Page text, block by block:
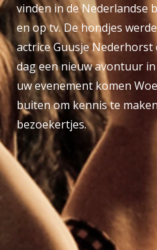
vinden in de Nederlandse
en op tv. De hondjes
actrice Guusje
dag een nieuw avontuur
uw evenement komen
buiten om kennis te
bezoekertjes.